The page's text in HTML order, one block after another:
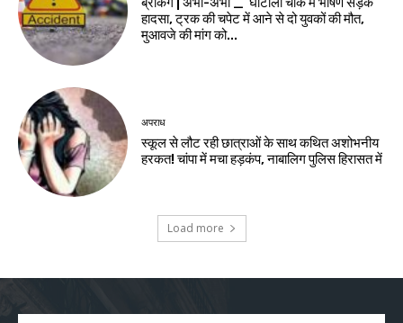
हादसा, ट्रक की चपेट में आने से दो युवकों की मौत,
मुआवजे की मांग को...
अपराध
स्कूल से लौट रही छात्राओं के साथ कथित अशोभनीय
हरकत! चांपा में मचा हड़कंप, नाबालिग पुलिस हिरासत में
Load more